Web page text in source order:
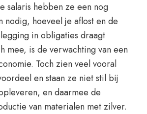
salaris hebben ze een nog
nodig, hoeveel je aflost en de
in obligaties draagt
mee, is de verwachting van een
Toch zien veel vooral
en staan ze niet stil bij
en daarmee de
van materialen met zilver.